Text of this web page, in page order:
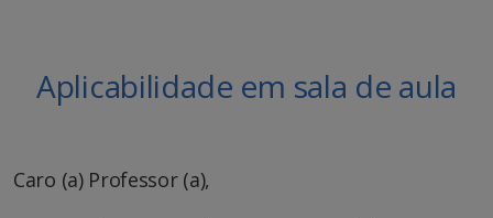
Aplicabilidade em sala de aula
Caro (a) Professor (a),